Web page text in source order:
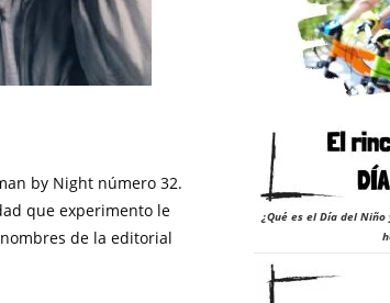
by Night número 32.
que experimento le
de la editorial
¿Qué es el Día del